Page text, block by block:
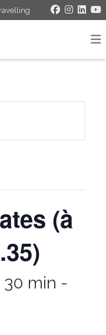
(à
30 min -